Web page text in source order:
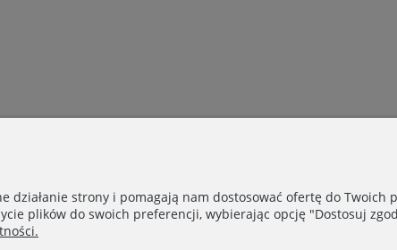
strony i pomagają nam dostosować ofertę do Twoich
plików do swoich preferencji, wybierając opcję "Dostosuj